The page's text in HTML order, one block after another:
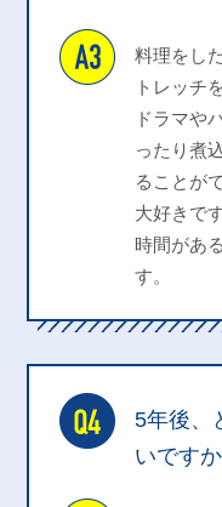
料理をし
トレッチ
ドラマや
ったり煮
ることが
大好きです
時間があ
す。
5年後、
いですか